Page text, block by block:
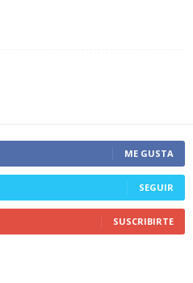
ME GUSTA
SEGUIR
SUSCRIBIRTE